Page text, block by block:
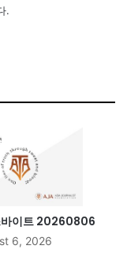
.
바이트 20260806
6, 2026